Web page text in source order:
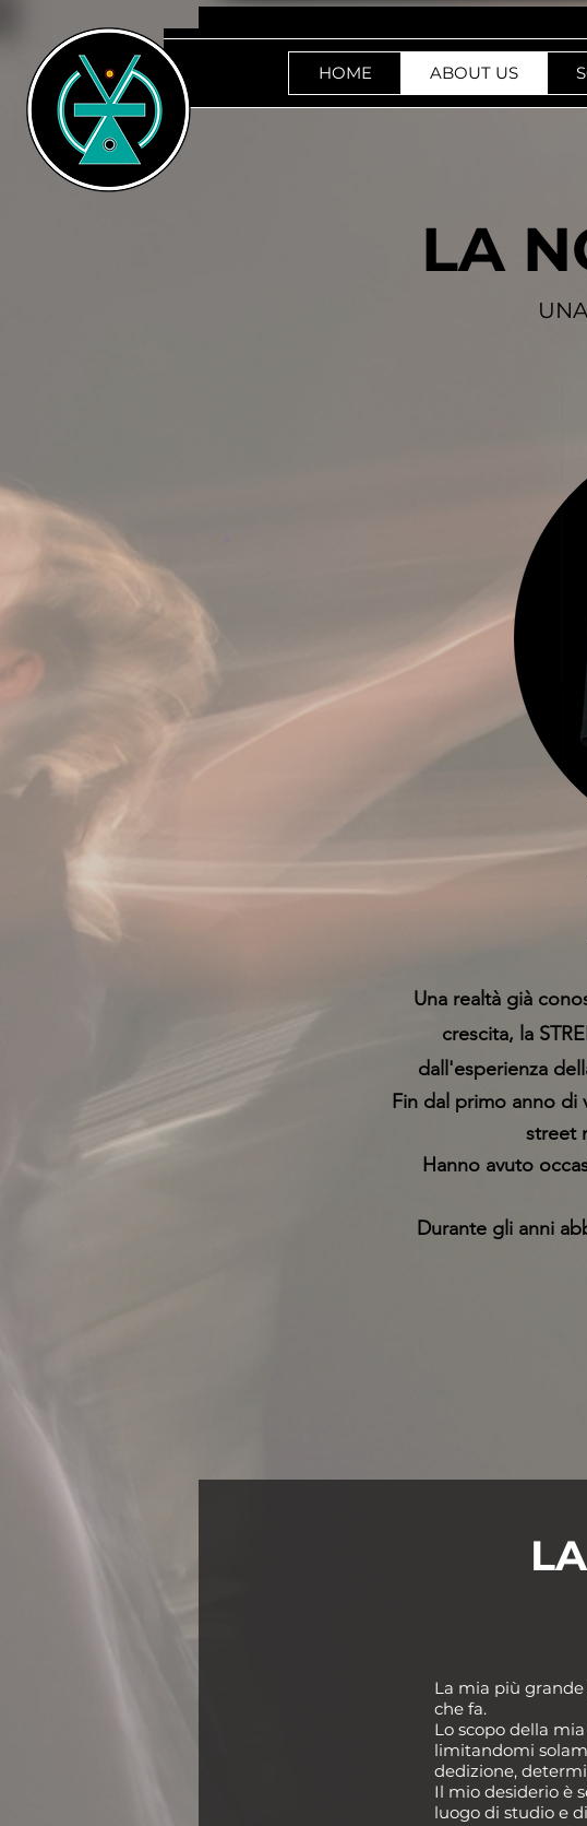
HOME ABOUT US
LA
Una realtà già
crescita, la
dall'esperienza
Fin dal primo anno di
street
Hanno avuto
Durante gli anni
La mia più
che fa.
Lo scopo della
limitandomi
dedizione,
Il mio desiderio è
luogo di studio e